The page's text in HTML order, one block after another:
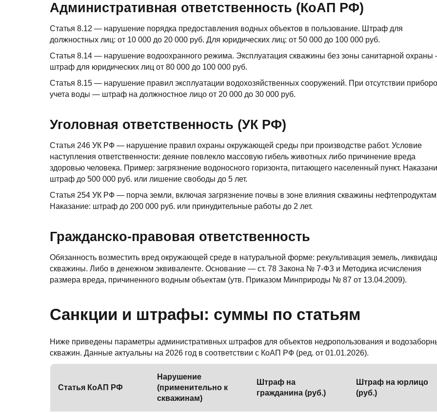
Административная ответственность (КоАП РФ)
Статья 8.12 — нарушение порядка предоставления водных объектов в пользование. Штраф для
должностных лиц: от 10 000 до 20 000 руб. Для юридических лиц: от 50 000 до 100 000 руб.
Статья 8.14 — нарушение водоохранного режима. Эксплуатация скважины без зоны санитарной
штраф для юридических лиц от 80 000 до 100 000 руб.
Статья 8.15 — нарушение правил эксплуатации водохозяйственных сооружений. При отсутствии
учета воды — штраф на должностное лицо от 20 000 до 30 000 руб.
Уголовная ответственность (УК РФ)
Статья 246 УК РФ — нарушение правил охраны окружающей среды при производстве работ. Условие
наступления ответственности: деяние повлекло массовую гибель животных либо причинение вреда
здоровью человека. Пример: загрязнение водоносного горизонта, питающего населенный пункт.
штраф до 500 000 руб. или лишение свободы до 5 лет.
Статья 254 УК РФ — порча земли, включая загрязнение почвы в зоне влияния скважины
Наказание: штраф до 200 000 руб. или принудительные работы до 2 лет.
Гражданско-правовая ответственность
Обязанность возместить вред окружающей среде в натуральной форме: рекультивация земель,
скважины. Либо в денежном эквиваленте. Основание — ст. 78 Закона № 7-ФЗ и Методика исчисления
размера вреда, причиненного водным объектам (утв. Приказом Минприроды № 87 от 13.04.2009).
Санкции и штрафы: суммы по статьям
Ниже приведены параметры административных штрафов для объектов недропользования и
скважин. Данные актуальны на 2026 год в соответствии с КоАП РФ (ред. от 01.01.2026).
Статья КоАП РФ
Нарушение
(применительно к
скважинам)
Штраф на
гражданина (руб.)
Штраф на юрлицо
(руб.)